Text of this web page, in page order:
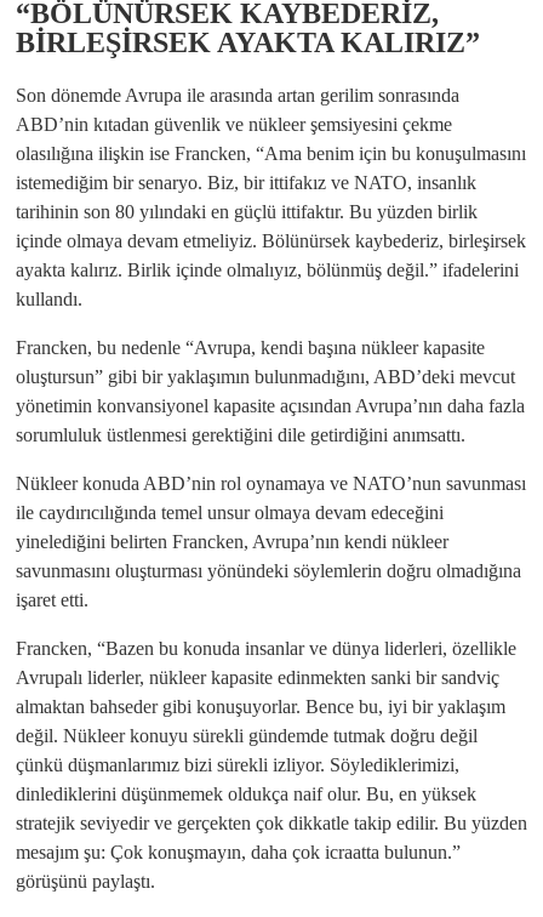
“BÖLÜNÜRSEK KAYBEDERİZ,
BİRLEŞİRSEK AYAKTA KALIRIZ”
Son dönemde Avrupa ile arasında artan gerilim sonrasında
ABD’nin kıtadan güvenlik ve nükleer şemsiyesini çekme
olasılığına ilişkin ise Francken, “Ama benim için bu konuşulmasını
istemediğim bir senaryo. Biz, bir ittifakız ve NATO, insanlık
tarihinin son 80 yılındaki en güçlü ittifaktır. Bu yüzden birlik
içinde olmaya devam etmeliyiz. Bölünürsek kaybederiz, birleşirsek
ayakta kalırız. Birlik içinde olmalıyız, bölünmüş değil.” ifadelerini
kullandı.
Francken, bu nedenle “Avrupa, kendi başına nükleer kapasite
oluştursun” gibi bir yaklaşımın bulunmadığını, ABD’deki mevcut
yönetimin konvansiyonel kapasite açısından Avrupa’nın daha fazla
sorumluluk üstlenmesi gerektiğini dile getirdiğini anımsattı.
Nükleer konuda ABD’nin rol oynamaya ve NATO’nun savunması
ile caydırıcılığında temel unsur olmaya devam edeceğini
yinelediğini belirten Francken, Avrupa’nın kendi nükleer
savunmasını oluşturması yönündeki söylemlerin doğru olmadığına
işaret etti.
Francken, “Bazen bu konuda insanlar ve dünya liderleri, özellikle
Avrupalı liderler, nükleer kapasite edinmekten sanki bir sandviç
almaktan bahseder gibi konuşuyorlar. Bence bu, iyi bir yaklaşım
değil. Nükleer konuyu sürekli gündemde tutmak doğru değil
çünkü düşmanlarımız bizi sürekli izliyor. Söylediklerimizi,
dinlediklerini düşünmemek oldukça naif olur. Bu, en yüksek
stratejik seviyedir ve gerçekten çok dikkatle takip edilir. Bu yüzden
mesajım şu: Çok konuşmayın, daha çok icraatta bulunun.”
görüşünü paylaştı.